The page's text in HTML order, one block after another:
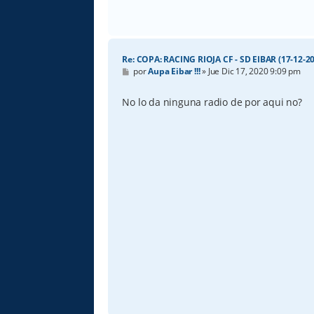
Re: COPA: RACING RIOJA CF - SD EIBAR (17-12-
M
e
s
a
porAupa Eibar !!!» Jue Dic 17, 2020 9:09 pm
No lo da ninguna radio de por aqui no?